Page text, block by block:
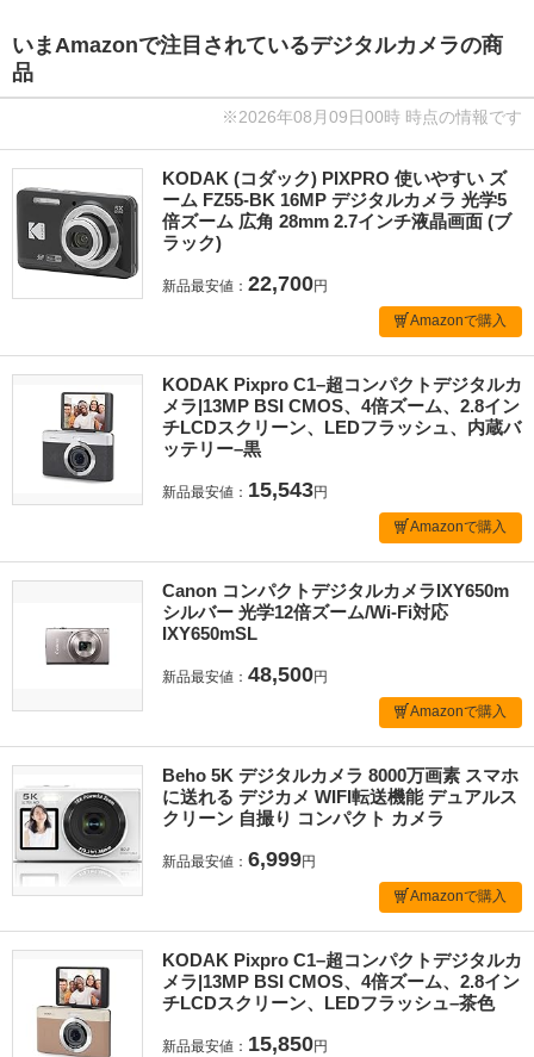
いまAmazonで注目されているデジタルカメラの商
品
※2026年08月09日00時 時点の情報です
KODAK (コダック) PIXPRO 使いやすい ズ
ーム FZ55-BK 16MP デジタルカメラ 光学5
倍ズーム 広角 28mm 2.7インチ液晶画面 (ブ
ラック)
新品最安値： 22,700円
Amazonで購入
KODAK Pixpro C1–超コンパクトデジタルカ
メラ|13MP BSI CMOS、4倍ズーム、2.8イン
チLCDスクリーン、LEDフラッシュ、内蔵バ
ッテリー–黒
新品最安値： 15,543円
Amazonで購入
Canon コンパクトデジタルカメラIXY650m
シルバー 光学12倍ズーム/Wi-Fi対応
IXY650mSL
新品最安値： 48,500円
Amazonで購入
Beho 5K デジタルカメラ 8000万画素 スマホ
に送れる デジカメ WIFI転送機能 デュアルス
クリーン 自撮り コンパクト カメラ
新品最安値： 6,999円
Amazonで購入
KODAK Pixpro C1–超コンパクトデジタルカ
メラ|13MP BSI CMOS、4倍ズーム、2.8イン
チLCDスクリーン、LEDフラッシュ–茶色
新品最安値： 15,850円